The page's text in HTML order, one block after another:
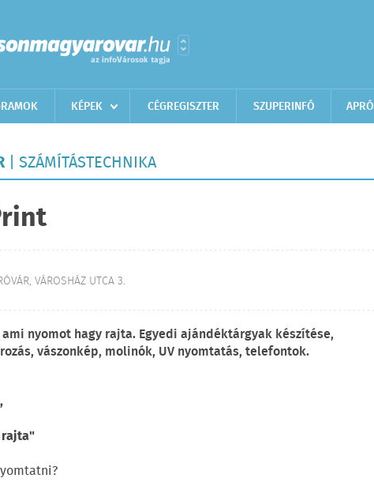
KÉPEK CÉGREGISZTER SZUPERINFÓ APRÓ
| SZÁMÍTÁSTECHNIKA
VÁROSHÁZ UTCA 3.
nyomot hagy rajta. Egyedi ajándéktárgyak készítése,
vászonkép, molinók, UV nyomtatás, telefontok.
rajta"